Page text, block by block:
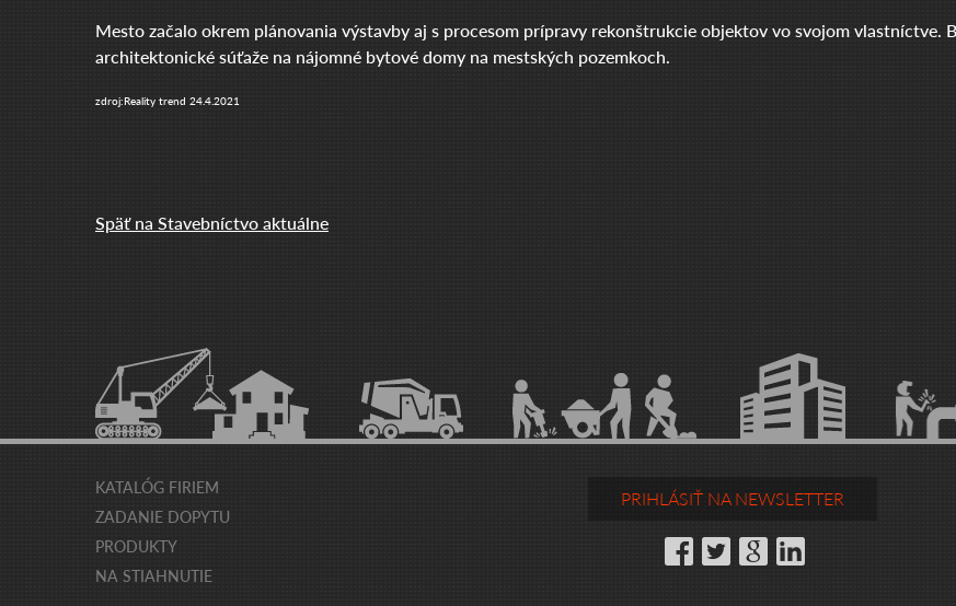
Mesto začalo okrem plánovania výstavby aj s procesom prípravy rekonštrukcie objektov vo svojom vlastníctve.
architektonické súťaže na nájomné bytové domy na mestských pozemkoch.
zdroj:Reality trend 24.4.2021
Späť na Stavebníctvo aktuálne
KATALÓG FIRIEM
ZADANIE DOPYTU
PRODUKTY
NA STIAHNUTIE
PRIHLÁSIŤ NA NEWSLETTER